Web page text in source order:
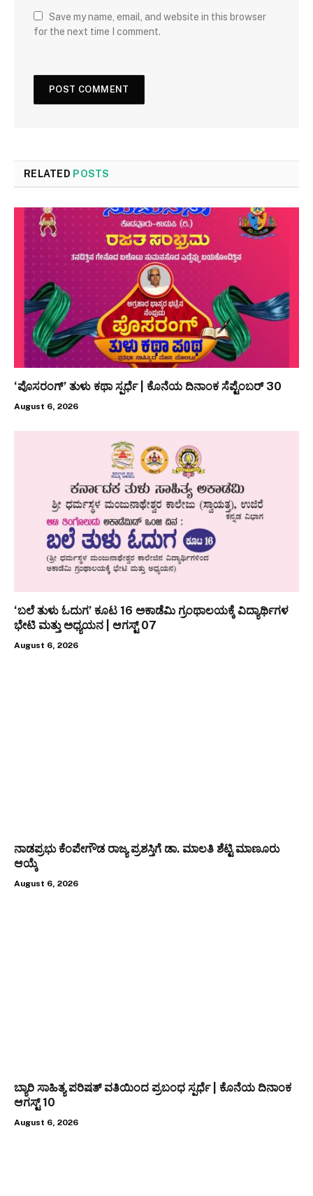
Save my name, email, and website in this browser
for the next time I comment.
RELATED POSTS
‘ಪೊಸರಂಗ್’ ತುಳು ಕಥಾ ಸ್ಪರ್ಧೆ | ಕೊನೆಯ ದಿನಾಂಕ ಸೆಪ್ಟೆಂಬರ್ 30
August 6, 2026
‘ಬಲೆ ತುಳು ಓದುಗ’ ಕೂಟ 16 ಅಕಾಡೆಮಿ ಗ್ರಂಥಾಲಯಕ್ಕೆ ವಿದ್ಯಾರ್ಥಿಗಳ
ಭೇಟಿ ಮತ್ತು ಅಧ್ಯಯನ | ಆಗಸ್ಟ್ 07
August 6, 2026
ನಾಡಪ್ರಭು ಕೆಂಪೇಗೌಡ ರಾಜ್ಯ ಪ್ರಶಸ್ತಿಗೆ ಡಾ. ಮಾಲತಿ ಶೆಟ್ಟಿ ಮಾಣೂರು
ಆಯ್ಕೆ
August 6, 2026
ಬ್ಯಾರಿ ಸಾಹಿತ್ಯ ಪರಿಷತ್ ವತಿಯಿಂದ ಪ್ರಬಂಧ ಸ್ಪರ್ಧೆ | ಕೊನೆಯ ದಿನಾಂಕ
ಆಗಸ್ಟ್ 10
August 6, 2026